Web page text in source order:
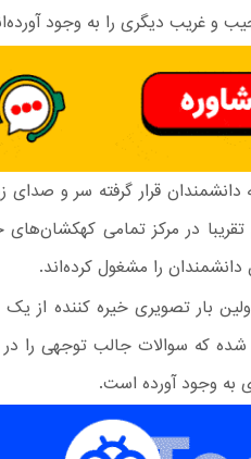
و غریب دیگری را به وجود
قرار گرفته سر و صدای
در مرکز تمامی کهکشان‌های
را مشغول کرده‌اند.
بار تصویری خیره کننده از
که سوالات جالب توجهی را در
به وجود آورده است.